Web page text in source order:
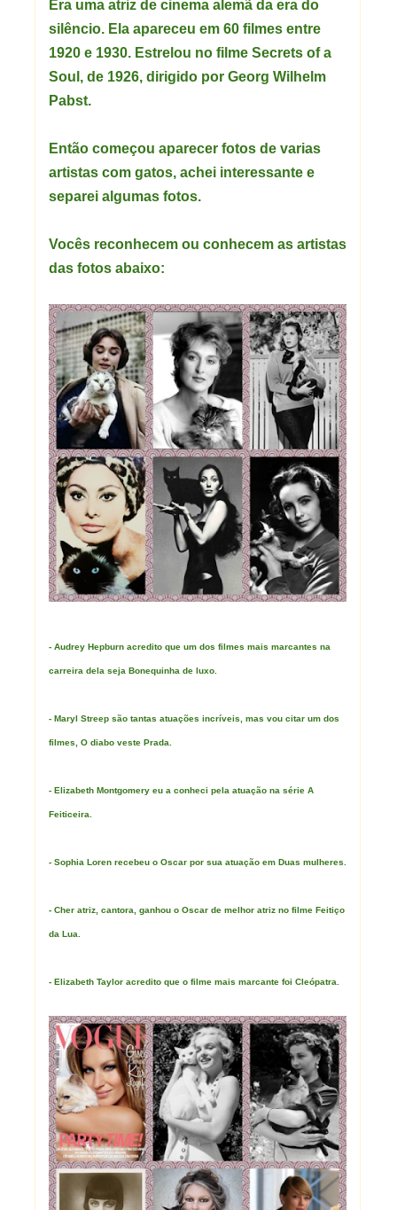
Era uma atriz de cinema alemã da era do
silêncio. Ela apareceu em 60 filmes entre
1920 e 1930. Estrelou no filme Secrets of a
Soul, de 1926, dirigido por Georg Wilhelm
Pabst.
Então começou aparecer fotos de varias
artistas com gatos, achei interessante e
separei algumas fotos.
Vocês reconhecem ou conhecem as artistas
das fotos abaixo:
- Audrey Hepburn acredito que um dos filmes mais marcantes na
carreira dela seja Bonequinha de luxo.
- Maryl Streep são tantas atuações incríveis, mas vou citar um dos
filmes, O diabo veste Prada.
- Elizabeth Montgomery eu a conheci pela atuação na série A
Feiticeira.
- Sophia Loren recebeu o Oscar por sua atuação em Duas mulheres.
- Cher atriz, cantora, ganhou o Oscar de melhor atriz no filme Feitiço
da Lua.
- Elizabeth Taylor acredito que o filme mais marcante foi Cleópatra.